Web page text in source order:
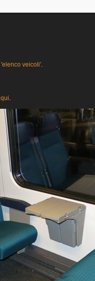
'elenco veicoli'.
qui.